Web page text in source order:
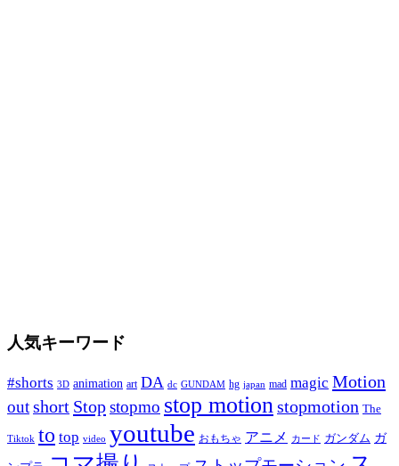
人気キーワード
#shorts 3D animation art DA dc GUNDAM hg japan mad magic Motion
outshort Stopstopmo stop motionstopmotion The
Tiktok to top video youtube おもちゃ アニメ カード ガンダム ガ